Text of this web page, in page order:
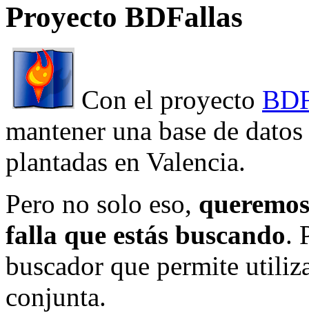
Proyecto BDFallas
Con el proyecto
mantener una base de
plantadas en Valencia.
Pero no solo eso,
falla que estás buscando.
buscador que permite
conjunta.